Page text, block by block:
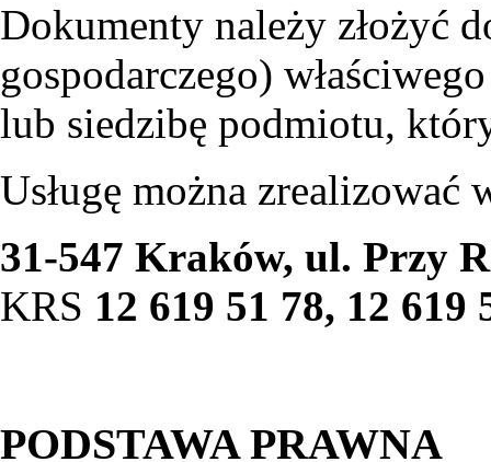
Dokumenty należy złożyć
gospodarczego)
lub siedzibę podmiotu,
Usługę można zrealizować
31-547 Kraków, ul. Przy
KRS 12 619 51 78, 12 619
PODSTAWA PRAWNA